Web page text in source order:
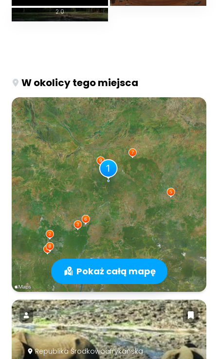
2.0
W okolicy tego miejsca
Pokaż całą mapę
Republika Środkowoafrykańska